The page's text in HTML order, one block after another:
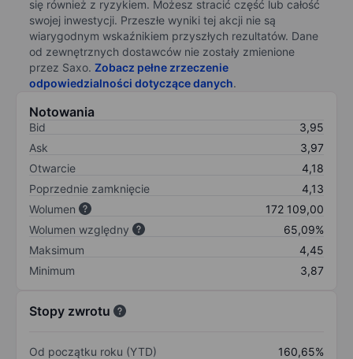
się również z ryzykiem. Możesz stracić część lub całość
swojej inwestycji. Przeszłe wyniki tej akcji nie są
wiarygodnym wskaźnikiem przyszłych rezultatów. Dane
od zewnętrznych dostawców nie zostały zmienione
przez Saxo. Zobacz pełne zrzeczenie
odpowiedzialności dotyczące danych.
Notowania
Bid
3,95
Ask
3,97
Otwarcie
4,18
Poprzednie zamknięcie
4,13
Wolumen
172 109,00
Wolumen względny
65,09%
Maksimum
4,45
Minimum
3,87
Stopy zwrotu
Od początku roku (YTD)
160,65%